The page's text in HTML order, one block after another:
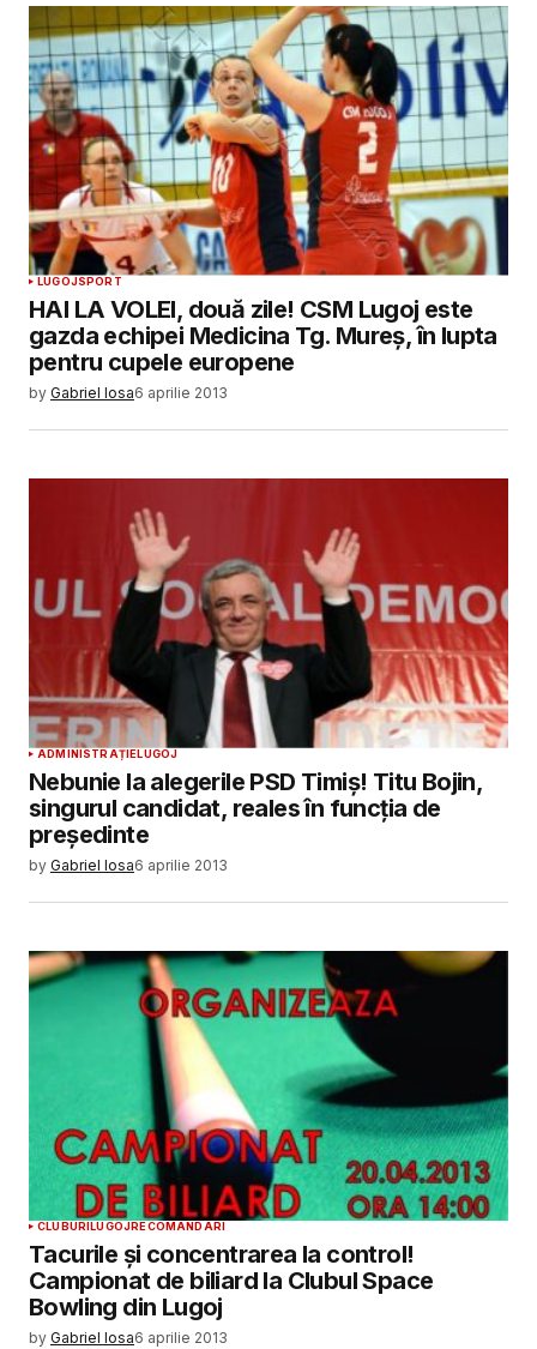
LUGOJSPORT
HAI LA VOLEI, două zile! CSM Lugoj este
gazda echipei Medicina Tg. Mureș, în lupta
pentru cupele europene
by Gabriel Iosa6 aprilie 2013
ADMINISTRAȚIELUGOJ
Nebunie la alegerile PSD Timiș! Titu Bojin,
singurul candidat, reales în funcția de
președinte
by Gabriel Iosa6 aprilie 2013
CLUBURILUGOJRECOMANDARI
Tacurile și concentrarea la control!
Campionat de biliard la Clubul Space
Bowling din Lugoj
by Gabriel Iosa6 aprilie 2013